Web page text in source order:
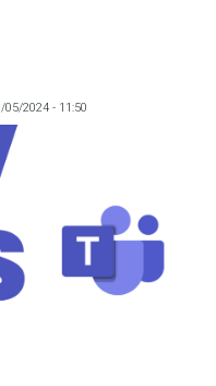
05/2024 - 11:50